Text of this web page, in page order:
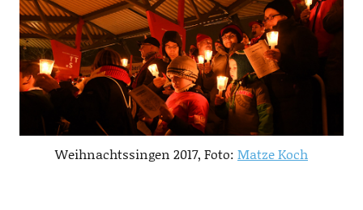
Weihnachtssingen 2017, Foto: Matze Koch